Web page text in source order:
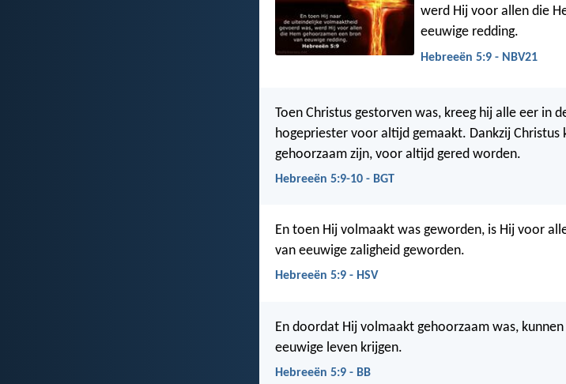
werd Hij voor allen die
eeuwige redding.
Hebreeën 5:9 - NBV21
Toen Christus gestorven was, kreeg hij alle eer in
hogepriester voor altijd gemaakt. Dankzij Christus
gehoorzaam zijn, voor altijd gered worden.
Hebreeën 5:9-10 - BGT
En toen Hij volmaakt was geworden, is Hij voor
van eeuwige zaligheid geworden.
Hebreeën 5:9 - HSV
En doordat Hij volmaakt gehoorzaam was,
eeuwige leven krijgen.
Hebreeën 5:9 - BB